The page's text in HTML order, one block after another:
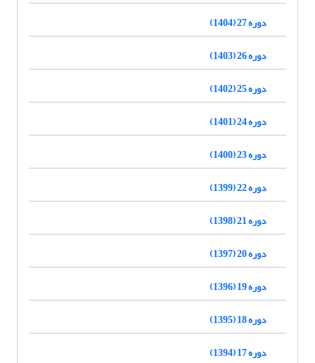
دوره 27 (1404)
دوره 26 (1403)
دوره 25 (1402)
دوره 24 (1401)
دوره 23 (1400)
دوره 22 (1399)
دوره 21 (1398)
دوره 20 (1397)
دوره 19 (1396)
دوره 18 (1395)
دوره 17 (1394)